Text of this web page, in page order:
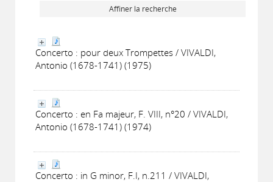
Affiner la recherche
Concerto : pour deux Trompettes / VIVALDI,
Antonio (1678-1741) (1975)
Concerto : en Fa majeur, F. VIII, n°20 / VIVALDI,
Antonio (1678-1741) (1974)
Concerto : in G minor, F.I, n.211 / VIVALDI,